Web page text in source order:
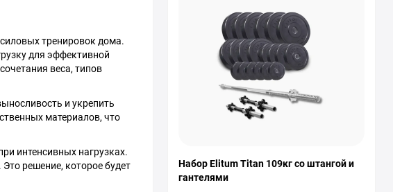
тренировок дома.
для эффективной
веса, типов
и укрепить
материалов, что
интенсивных нагрузках.
решение, которое будет
Набор Elitum Titan 109кг со штангой и
гантелями